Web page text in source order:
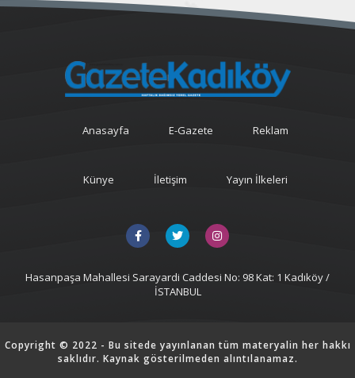
Anasayfa E-Gazete Reklam
Künye İletişim Yayın İlkeleri
Hasanpaşa Mahallesi Sarayardi Caddesi No: 98 Kat: 1 Kadıköy /
İSTANBUL
Copyright © 2022 - Bu sitede yayınlanan tüm materyalin her hakkı
saklıdır. Kaynak gösterilmeden alıntılanamaz.